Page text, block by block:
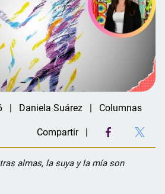
Daniela Suárez Columnas
Compartir
almas, la suya y la mía son